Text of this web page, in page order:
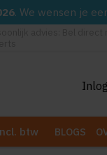
. We wensen je
btw BLOGS